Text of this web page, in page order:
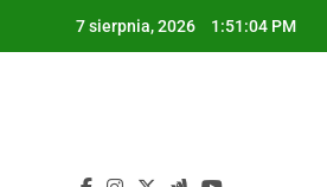
7 sierpnia, 2026 1:51:05 PM